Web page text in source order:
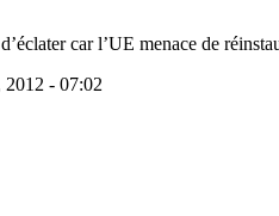
car l’UE menace de
2012 - 07:02